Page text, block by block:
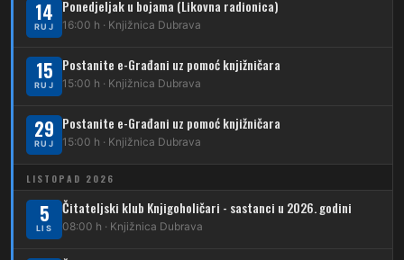
224 Dubec – Novoselec
261 Dubec – Sesvete – Goranec
262 Dubec – Sesvete – Planina Donja
263 Dubec – Sesvete–Kašina – Pl.Gornja
264 Dubec – Sesvete – Jesenovec
267
14
RUJ
Ponedjeljak u bojama (Likovna radionica)
16:00 h · Knjižnica Dubrava
15
RUJ
Postanite e-Građani uz pomoć knjižničara
15:00 h · Knjižnica Dubrava
29
RUJ
Postanite e-Građani uz pomoć knjižničara
15:00 h · Knjižnica Dubrava
LISTOPAD 2026
5
LIS
Čitateljski klub Knjigoholičari - sastanci u 2026. godini
08:00 h · Knjižnica Dubrava